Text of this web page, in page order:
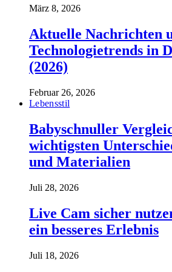
März 8, 2026
Aktuelle Nachrichten
Technologietrends in
(2026)
Februar 26, 2026
Lebensstil
Babyschnuller
wichtigsten
und Materialien
Juli 28, 2026
Live Cam sicher
ein besseres Erlebnis
Juli 18, 2026